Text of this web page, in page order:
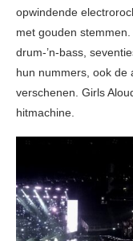
opwindende
met gouden
drum-’n-bass,
hun nummers, ook de
verschenen. Girls
hitmachine.